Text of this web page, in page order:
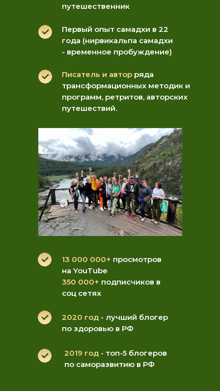
Первый опыт самадхи в 22
года (нирвикальпа самадхи
- временное пробуждение)
Писатель и автор ряда
трансформационных методик и
программ, ретритов, авторских
путешествий.
2019 год - топ-5 блогеров
по саморазвитию в РФ
2020 год - лучший блогер
по здоровью в РФ
путешественник
13 000 000+ просмотров
на YouTube
350 000+ подписчиков в
соц сетях